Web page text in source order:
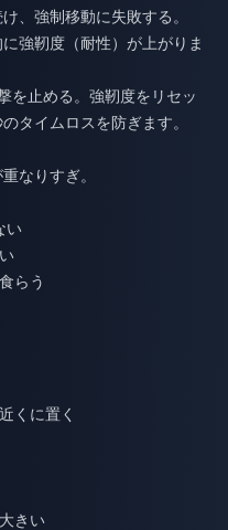
、強制移動に失敗する。
強靭度（耐性）が上がりま
を止める。強靭度をリセッ
タイムロスを防ぎます。
なりすぎ。
い
らう
くに置く
きい